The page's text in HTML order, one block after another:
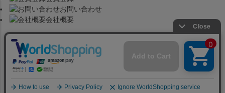
お問い合わせ
会社概要